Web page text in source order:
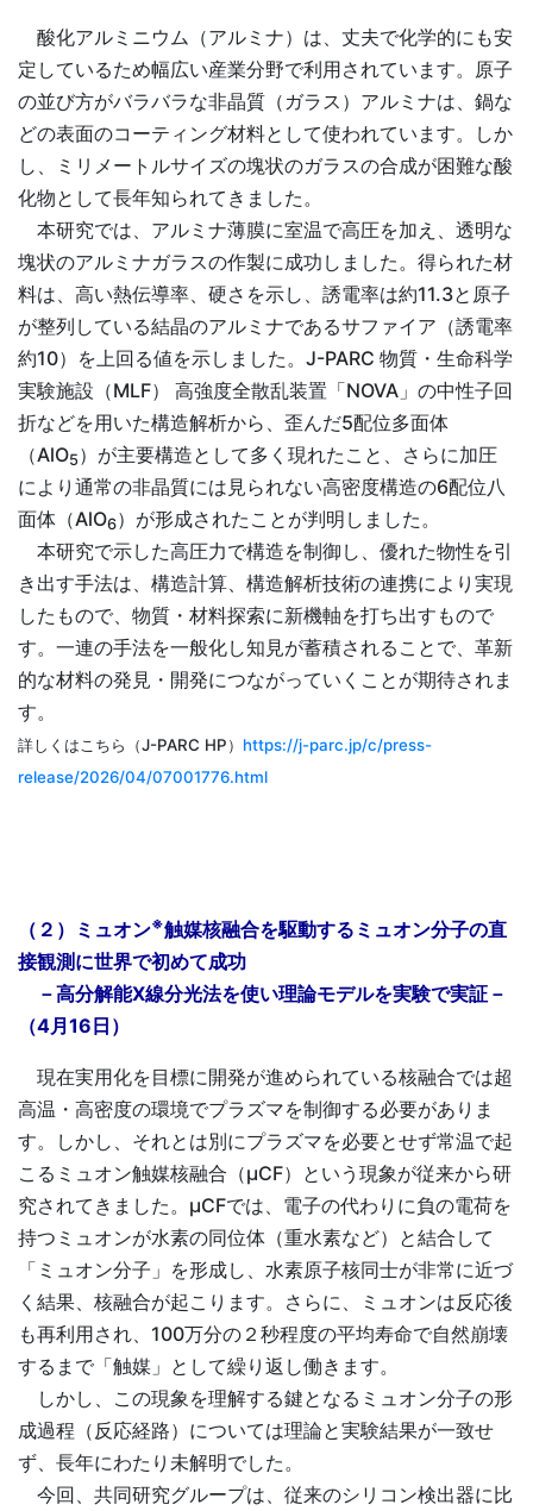
酸化アルミニウム（アルミナ）は、丈夫で化学的にも安
定しているため幅広い産業分野で利用されています。原子
の並び方がバラバラな非晶質（ガラス）アルミナは、鍋な
どの表面のコーティング材料として使われています。しか
し、ミリメートルサイズの塊状のガラスの合成が困難な酸
化物として長年知られてきました。
本研究では、アルミナ薄膜に室温で高圧を加え、透明な
塊状のアルミナガラスの作製に成功しました。得られた材
料は、高い熱伝導率、硬さを示し、誘電率は約11.3と原子
が整列している結晶のアルミナであるサファイア（誘電率
約10）を上回る値を示しました。J-PARC 物質・生命科学
実験施設（MLF） 高強度全散乱装置「NOVA」の中性子回
折などを用いた構造解析から、歪んだ5配位多面体
（AlO5 ）が主要構造として多く現れたこと、さらに加圧
により通常の非晶質には見られない高密度構造の6配位八
面体（AlO6）が形成されたことが判明しました。
本研究で示した高圧力で構造を制御し、優れた物性を引
き出す手法は、構造計算、構造解析技術の連携により実現
したもので、物質・材料探索に新機軸を打ち出すもので
す。一連の手法を一般化し知見が蓄積されることで、革新
的な材料の発見・開発につながっていくことが期待されま
す。
詳しくはこちら（J-PARC HP） https://j-parc.jp/c/press-
release/2026/04/07001776.html
（２）ミュオン※触媒核融合を駆動するミュオン分子の直
接観測に世界で初めて成功
－高分解能X線分光法を使い理論モデルを実験で実証－
（4月16日）
現在実用化を目標に開発が進められている核融合では超
高温・高密度の環境でプラズマを制御する必要がありま
す。しかし、それとは別にプラズマを必要とせず常温で起
こるミュオン触媒核融合（µCF）という現象が従来から研
究されてきました。µCFでは、電子の代わりに負の電荷を
持つミュオンが水素の同位体（重水素など）と結合して
「ミュオン分子」を形成し、水素原子核同士が非常に近づ
く結果、核融合が起こります。さらに、ミュオンは反応後
も再利用され、100万分の２秒程度の平均寿命で自然崩壊
するまで「触媒」として繰り返し働きます。
しかし、この現象を理解する鍵となるミュオン分子の形
成過程（反応経路）については理論と実験結果が一致せ
ず、長年にわたり未解明でした。
今回、共同研究グループは、従来のシリコン検出器に比